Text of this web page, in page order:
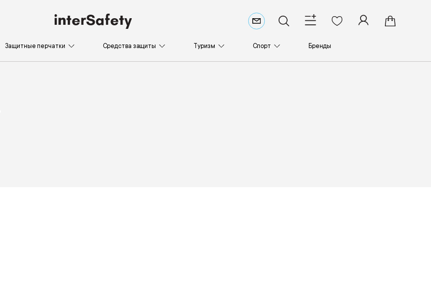
Защитные перчатки Средства защиты Туризм Спорт Бренды